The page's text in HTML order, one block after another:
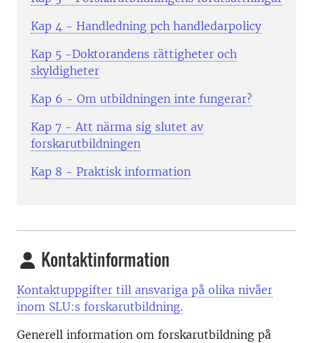
Kap 4 - Handledning pch handledarpolicy
Kap 5 -Doktorandens rättigheter och
skyldigheter
Kap 6 - Om utbildningen inte fungerar?
Kap 7 - Att närma sig slutet av
forskarutbildningen
Kap 8 - Praktisk information
Kontaktinformation
Kontaktuppgifter till ansvariga på olika nivåer
inom SLU:s forskarutbildning.
Generell information om forskarutbildning på